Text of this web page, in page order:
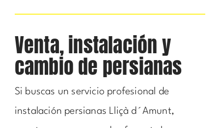
Venta, instalación y
cambio de persianas
Si buscas un servicio profesional de
instalación persianas Lliçà d´Amunt,